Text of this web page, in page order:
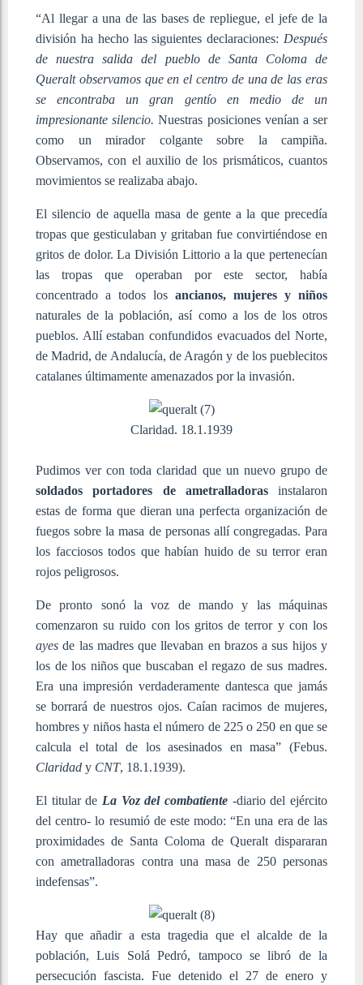
“Al llegar a una de las bases de repliegue, el jefe de la
división ha hecho las siguientes declaraciones: Después
de nuestra salida del pueblo de Santa Coloma de
Queralt observamos que en el centro de una de las eras
se encontraba un gran gentío en medio de un
impresionante silencio. Nuestras posiciones venían a ser
como un mirador colgante sobre la campiña.
Observamos, con el auxilio de los prismáticos, cuantos
movimientos se realizaba abajo.
El silencio de aquella masa de gente a la que precedía
tropas que gesticulaban y gritaban fue convirtiéndose en
gritos de dolor. La División Littorio a la que pertenecían
las tropas que operaban por este sector, había
concentrado a todos los ancianos, mujeres y niños
naturales de la población, así como a los de los otros
pueblos. Allí estaban confundidos evacuados del Norte,
de Madrid, de Andalucía, de Aragón y de los pueblecitos
catalanes últimamente amenazados por la invasión.
Claridad. 18.1.1939
Pudimos ver con toda claridad que un nuevo grupo de
soldados portadores de ametralladorasinstalaron
estas de forma que dieran una perfecta organización de
fuegos sobre la masa de personas allí congregadas. Para
los facciosos todos que habían huido de su terror eran
rojos peligrosos.
De pronto sonó la voz de mando y las máquinas
comenzaron su ruido con los gritos de terror y con los
ayes de las madres que llevaban en brazos a sus hijos y
los de los niños que buscaban el regazo de sus madres.
Era una impresión verdaderamente dantesca que jamás
se borrará de nuestros ojos. Caían racimos de mujeres,
hombres y niños hasta el número de 225 o 250 en que se
calcula el total de los asesinados en masa” (Febus.
Claridad y CNT, 18.1.1939).
El titular de La Voz del combatiente -diario del ejército
del centro- lo resumió de este modo: “En una era de las
proximidades de Santa Coloma de Queralt dispararan
con ametralladoras contra una masa de 250 personas
indefensas”.
Hay que añadir a esta tragedia que el alcalde de la
población, Luis Solá Pedró, tampoco se libró de la
persecución fascista. Fue detenido el 27 de enero y